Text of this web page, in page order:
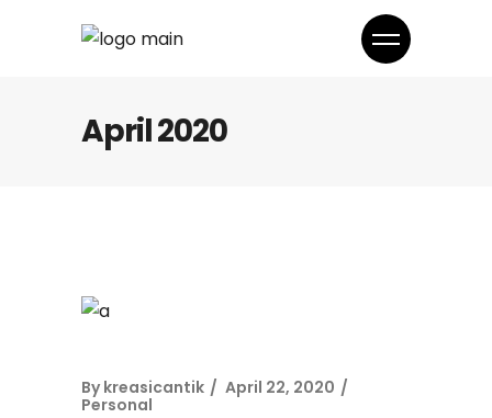
April 2020
By kreasicantik
April 22, 2020
Personal